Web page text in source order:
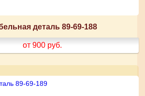
деталь 89-69-188
от 900 руб.